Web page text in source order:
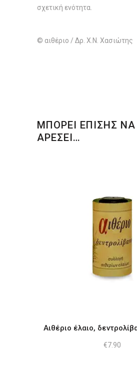
σχετική ενότητα.
© αιθέριο / Δρ. Χ.Ν. Χασιώτης
ΜΠΟΡΕΙ ΕΠΙΣΗΣ
ΑΡΕΣΕΙ…
Αιθέριο έλαιο,
€7.90